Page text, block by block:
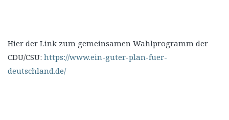
Hier der Link zum gemeinsamen Wahlprogramm der
CDU/CSU: https://www.ein-guter-plan-fuer-
deutschland.de/